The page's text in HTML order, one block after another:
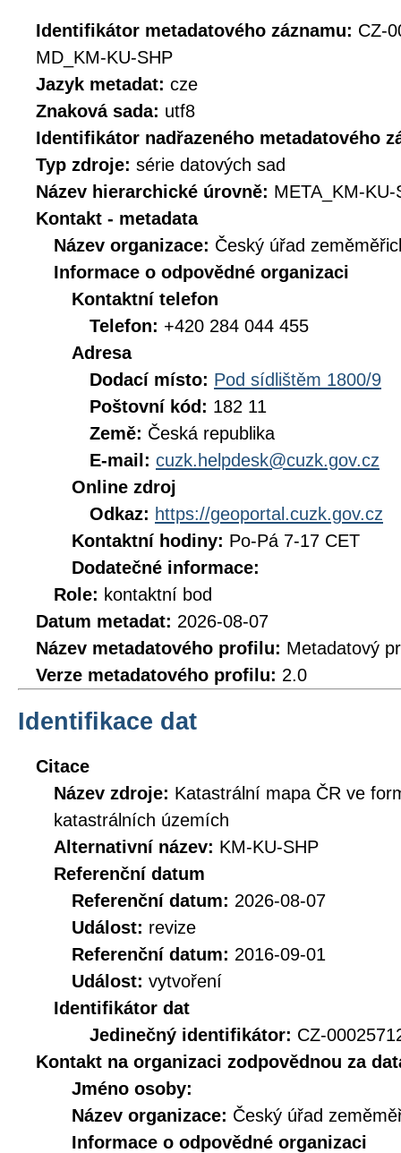
Identifikátor metadatového záznamu: CZ-
MD_KM-KU-SHP
Jazyk metadat: cze
Znaková sada: utf8
Identifikátor nadřazeného metadatového
Typ zdroje: série datových sad
Název hierarchické úrovně: META_KM-
Kontakt - metadata
Název organizace: Český úřad
Informace o odpovědné organizaci
Kontaktní telefon
Telefon: +420 284 044 455
Adresa
Dodací místo: Pod sídlištěm 1800/9
Poštovní kód: 182 11
Země: Česká republika
E-mail: cuzk.helpdesk@cuzk.gov.cz
Online zdroj
Odkaz: https://geoportal.cuzk.gov.cz
Kontaktní hodiny: Po-Pá 7-17 CET
Dodatečné informace:
Role: kontaktní bod
Datum metadat: 2026-08-07
Název metadatového profilu: Metadatový
Verze metadatového profilu: 2.0
Identifikace dat
Citace
Název zdroje: Katastrální mapa ČR ve
katastrálních územích
Alternativní název: KM-KU-SHP
Referenční datum
Referenční datum: 2026-08-07
Událost: revize
Referenční datum: 2016-09-01
Událost: vytvoření
Identifikátor dat
Jedinečný identifikátor: CZ-
Kontakt na organizaci zodpovědnou za
Jméno osoby:
Název organizace: Český úřad
Informace o odpovědné organizaci